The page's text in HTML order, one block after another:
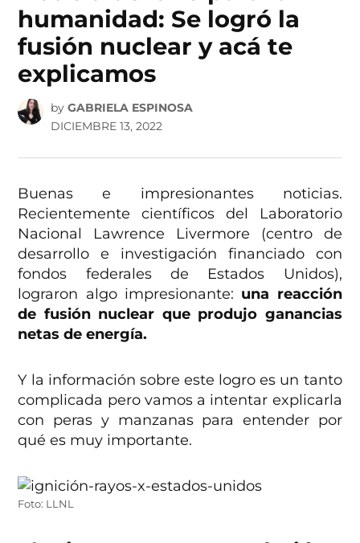
humanidad: Se logró la
fusión nuclear y acá te
explicamos
by GABRIELA ESPINOSA
DICIEMBRE 13, 2022
Buenas e impresionantes noticias.
Recientemente científicos del Laboratorio
Nacional Lawrence Livermore (centro de
desarrollo e investigación financiado con
fondos federales de Estados Unidos),
lograron algo impresionante: una reacción
de fusión nuclear que produjo ganancias
netas de energía.
Y la información sobre este logro es un tanto
complicada pero vamos a intentar explicarla
con peras y manzanas para entender por
qué es muy importante.
Foto: LLNL